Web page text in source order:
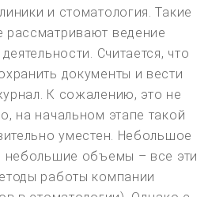
и стоматология. Такие
ведение
Считается, что
документы и вести
К сожалению, это не
на начальном этапе такой
уместен. Небольшое
небольшие объемы – все эти
работы компании